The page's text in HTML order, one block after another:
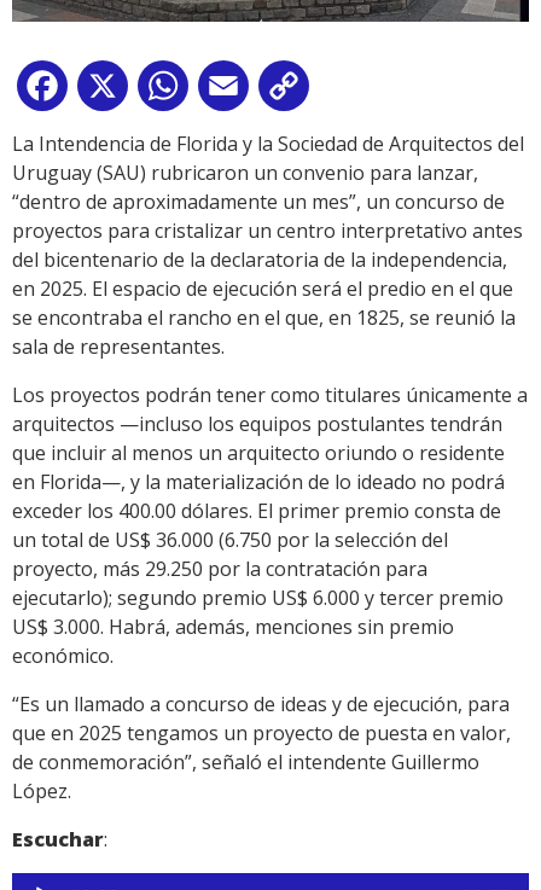
Facebook
X WhatsApp
Email
Link
La Intendencia de Florida y la Sociedad de Arquitectos del
Uruguay (SAU) rubricaron un convenio para lanzar,
“dentro de aproximadamente un mes”, un concurso de
proyectos para cristalizar un centro interpretativo antes
del bicentenario de la declaratoria de la independencia,
en 2025. El espacio de ejecución será el predio en el que
se encontraba el rancho en el que, en 1825, se reunió la
sala de representantes.
Los proyectos podrán tener como titulares únicamente a
arquitectos —incluso los equipos postulantes tendrán
que incluir al menos un arquitecto oriundo o residente
en Florida—, y la materialización de lo ideado no podrá
exceder los 400.00 dólares. El primer premio consta de
un total de US$ 36.000 (6.750 por la selección del
proyecto, más 29.250 por la contratación para
ejecutarlo); segundo premio US$ 6.000 y tercer premio
US$ 3.000. Habrá, además, menciones sin premio
económico.
“Es un llamado a concurso de ideas y de ejecución, para
que en 2025 tengamos un proyecto de puesta en valor,
de conmemoración”, señaló el intendente Guillermo
López.
Escuchar: